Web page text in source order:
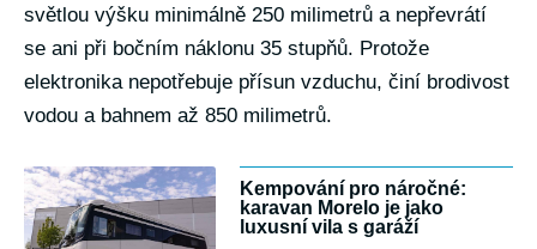
světlou výšku minimálně 250 milimetrů a nepřevrátí
se ani při bočním náklonu 35 stupňů. Protože
elektronika nepotřebuje přísun vzduchu, činí brodivost
vodou a bahnem až 850 milimetrů.
Kempování pro náročné:
karavan Morelo je jako
luxusní vila s garáží